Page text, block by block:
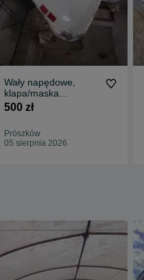
Wały napędowe,
klapa/maska
Warszawa M20
500 zł
Prószków
05 sierpnia 2026